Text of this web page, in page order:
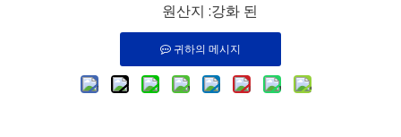
원산지 :강화 된
귀하의 메시지